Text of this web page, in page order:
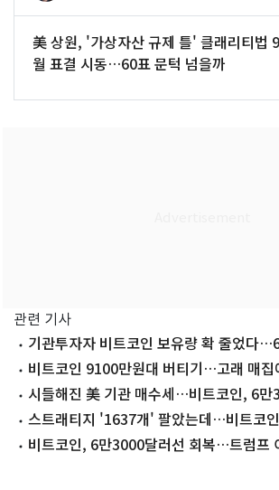
美 상원, '가상자산 규제 틀' 클래리티법 9
월 표결 시동…60표 문턱 넘을까
관련 기사
기관투자자 비트코인 보유량 확 줄었다
[코인브리핑]
비트코인 9100만원대 버티기…고래 매집
인브리핑]
시들해진 美 기관 매수세…비트코인, 6만
[코인브리핑]
스트래티지 '1637개' 팔았는데…비트코
유지[코인브리핑]
비트코인, 6만3000달러선 회복…트럼프